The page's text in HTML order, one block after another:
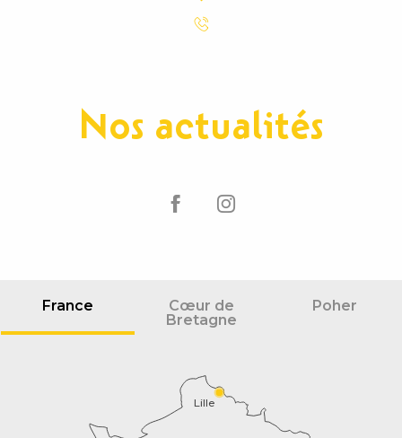
Nos actualités
France
Cœur de
Bretagne
Poher
Lille